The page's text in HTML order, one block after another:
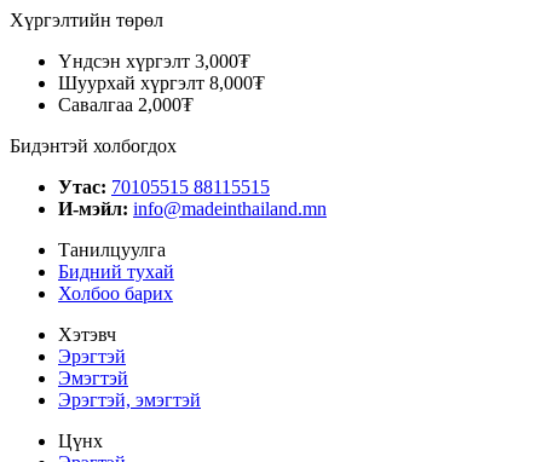
Хүргэлтийн төрөл
Үндсэн хүргэлт 3,000₮
Шуурхай хүргэлт 8,000₮
Савалгаа 2,000₮
Бидэнтэй холбогдох
Утас: 70105515 88115515
И-мэйл: info@madeinthailand.mn
Танилцуулга
Бидний тухай
Холбоо барих
Хэтэвч
Эрэгтэй
Эмэгтэй
Эрэгтэй, эмэгтэй
Цүнх